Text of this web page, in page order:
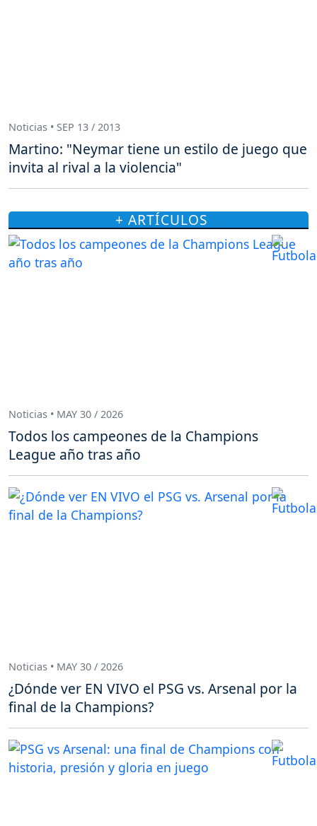
Noticias • SEP 13 / 2013
Martino: "Neymar tiene un estilo de juego que
invita al rival a la violencia"
+ ARTÍCULOS
Noticias • MAY 30 / 2026
Todos los campeones de la Champions
League año tras año
Noticias • MAY 30 / 2026
¿Dónde ver EN VIVO el PSG vs. Arsenal por la
final de la Champions?